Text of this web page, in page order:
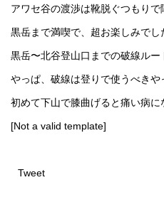
アワセ谷の渡渉は靴脱ぐつもりで
黒岳まで満喫で、超お楽しみでし
黒岳〜北谷登山口までの破線ル
やっぱ、破線は登りで使うべきや
初めて下山で膝曲げると痛い病に
[Not a valid template]
Tweet